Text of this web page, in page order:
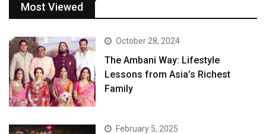
Most Viewed
October 28, 2024
The Ambani Way: Lifestyle
Lessons from Asia’s Richest
Family
February 5, 2025